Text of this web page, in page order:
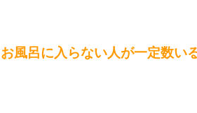
お風呂に入らない人が一定数い